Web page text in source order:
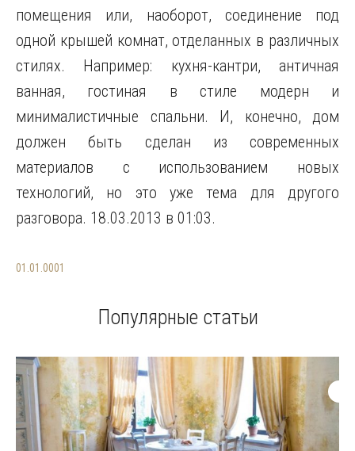
помещения или, наоборот, соединение под
одной крышей комнат, отделанных в различных
стилях. Например: кухня-кантри, античная
ванная, гостиная в стиле модерн и
минималистичные спальни. И, конечно, дом
должен быть сделан из современных
материалов с использованием новых
технологий, но это уже тема для другого
разговора. 18.03.2013 в 01:03.
01.01.0001
Популярные статьи